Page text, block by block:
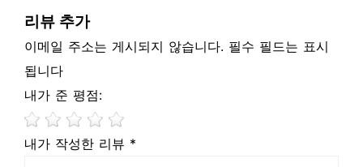
리뷰 추가
이메일 주소는 게시되지 않습니다. 필수 필드는 표시
됩니다
내가 준 평점:
내가 작성한 리뷰 *